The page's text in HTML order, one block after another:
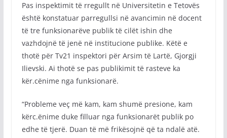
Pas inspektimit të rregullt në Universitetin e Tetovës
është konstatuar parregullsi në avancimin në docent
të tre funksionarëve publik të cilët ishin dhe
vazhdojnë të jenë në institucione publike. Këtë e
thotë për Tv21 inspektori për Arsim të Lartë, Gjorgji
Ilievski. Ai thotë se pas publikimit të rasteve ka
kër.cënime nga funksionarë.
“Probleme veç më kam, kam shumë presione, kam
kërc.ënime duke filluar nga funksionarët publik po
edhe të tjerë. Duan të më frikësojnë që ta ndalë atë.